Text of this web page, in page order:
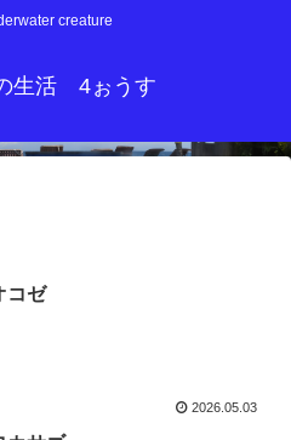
creature
生活 4ぉうす
コゼ
2026.05.03